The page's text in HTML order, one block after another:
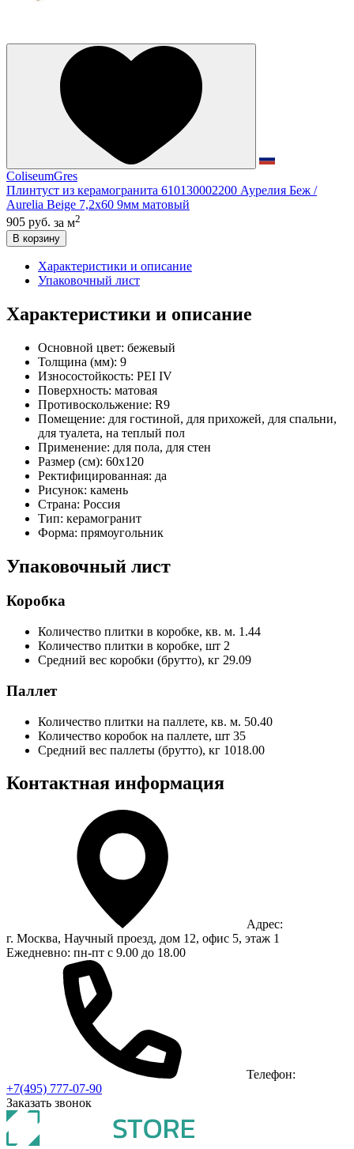
ColiseumGres
Плинтуст из керамогранита 610130002200 Аурелия Беж /
Aurelia Beige 7,2x60 9мм матовый
905 руб. за м2
В корзину
Характеристики и описание
Упаковочный лист
Характеристики и описание
Основной цвет: бежевый
Толщина (мм): 9
Износостойкость: PEI IV
Поверхность: матовая
Противоскольжение: R9
Помещение: для гостиной, для прихожей, для спальни,
для туалета, на теплый пол
Применение: для пола, для стен
Размер (см): 60x120
Ректифицированная: да
Рисунок: камень
Страна: Россия
Тип: керамогранит
Форма: прямоугольник
Упаковочный лист
Коробка
Количество плитки в коробке, кв. м. 1.44
Количество плитки в коробке, шт 2
Средний вес коробки (брутто), кг 29.09
Паллет
Количество плитки на паллете, кв. м. 50.40
Количество коробок на паллете, шт 35
Средний вес паллеты (брутто), кг 1018.00
Контактная информация
Адрес:
г. Москва, Научный проезд, дом 12, офис 5, этаж 1
Ежедневно: пн-пт с 9.00 до 18.00
Телефон:
+7(495) 777-07-90
Заказать звонок